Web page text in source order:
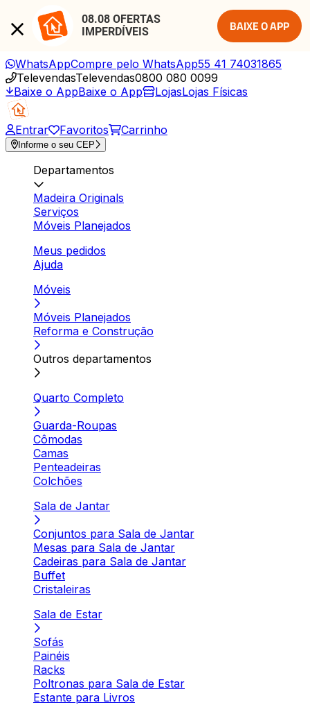
08.08 OFERTAS
IMPERDÍVEIS
BAIXE O APP
WhatsAppCompre pelo WhatsApp55 41 74031865
TelevendasTelevendas0800 080 0099
Baixe o AppBaixe o App LojasLojas Físicas
Entrar Favoritos Carrinho
Informe o seu CEP
Departamentos
Madeira Originals
Serviços
Móveis Planejados
Meus pedidos
Ajuda
Móveis
Móveis Planejados
Reforma e Construção
Outros departamentos
Quarto Completo
Guarda-Roupas
Cômodas
Camas
Penteadeiras
Colchões
Sala de Jantar
Conjuntos para Sala de Jantar
Mesas para Sala de Jantar
Cadeiras para Sala de Jantar
Buffet
Cristaleiras
Sala de Estar
Sofás
Painéis
Racks
Poltronas para Sala de Estar
Estante para Livros